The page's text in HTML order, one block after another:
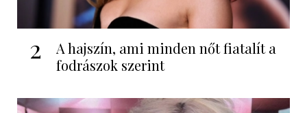
2
A hajszín, ami minden nőt fiatalít a
fodrászok szerint